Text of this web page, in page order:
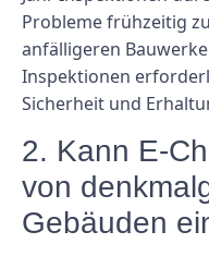
Probleme frühzeitig
anfälligeren
Inspektionen
Sicherheit und
2. Kann E-
von
Gebäuden